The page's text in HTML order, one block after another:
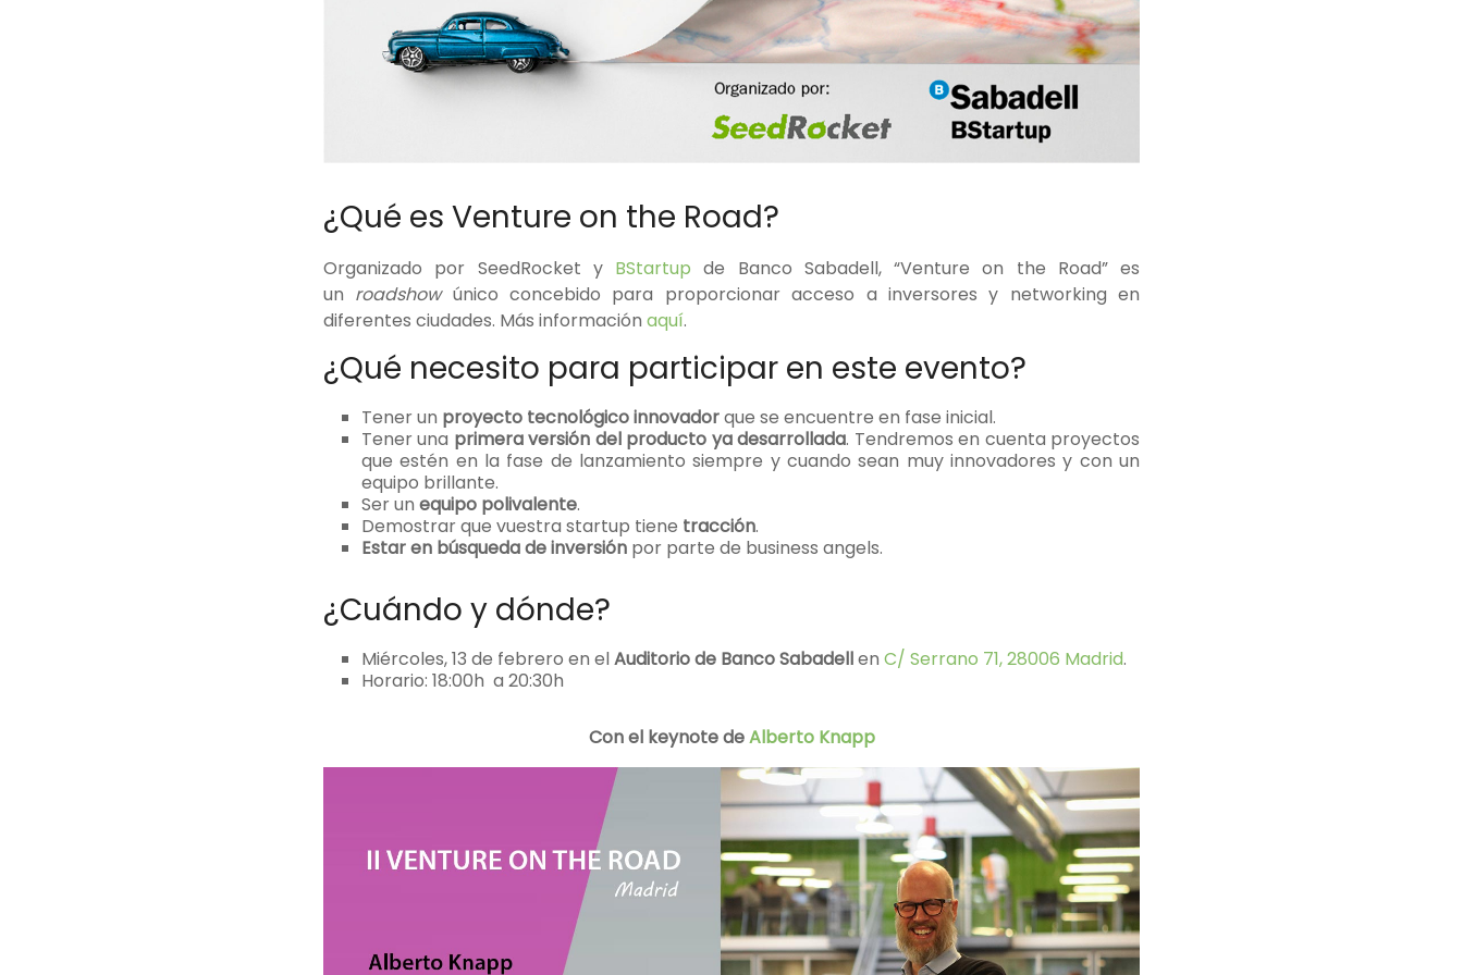
¿Qué es Venture on the Road?
Organizado por SeedRocket y BStartupde Banco Sabadell, “Venture on the Road” es
un roadshowúnico concebido para proporcionar acceso a inversores y networking en
diferentes ciudades. Más información aquí.
¿Qué necesito para participar en este evento?
Tener un proyecto tecnológico innovadorque se encuentre en fase inicial.
Tener una primera versión del producto ya desarrollada. Tendremos en cuenta proyectos
que estén en la fase de lanzamiento siempre y cuando sean muy innovadores y con un
equipo brillante.
Ser un equipo polivalente.
Demostrar que vuestra startup tiene tracción.
Estar en búsqueda de inversión por parte de business angels.
¿Cuándo y dónde?
Miércoles, 13 de febrero en elAuditorio de Banco Sabadellen C/ Serrano 71, 28006 Madrid.
Horario: 18:00h a 20:30h
Con el keynote deAlberto Knapp